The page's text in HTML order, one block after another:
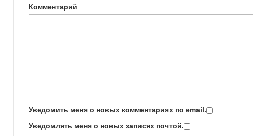
Комментарий
Уведомить меня о новых комментариях по email.
Уведомлять меня о новых записях почтой.